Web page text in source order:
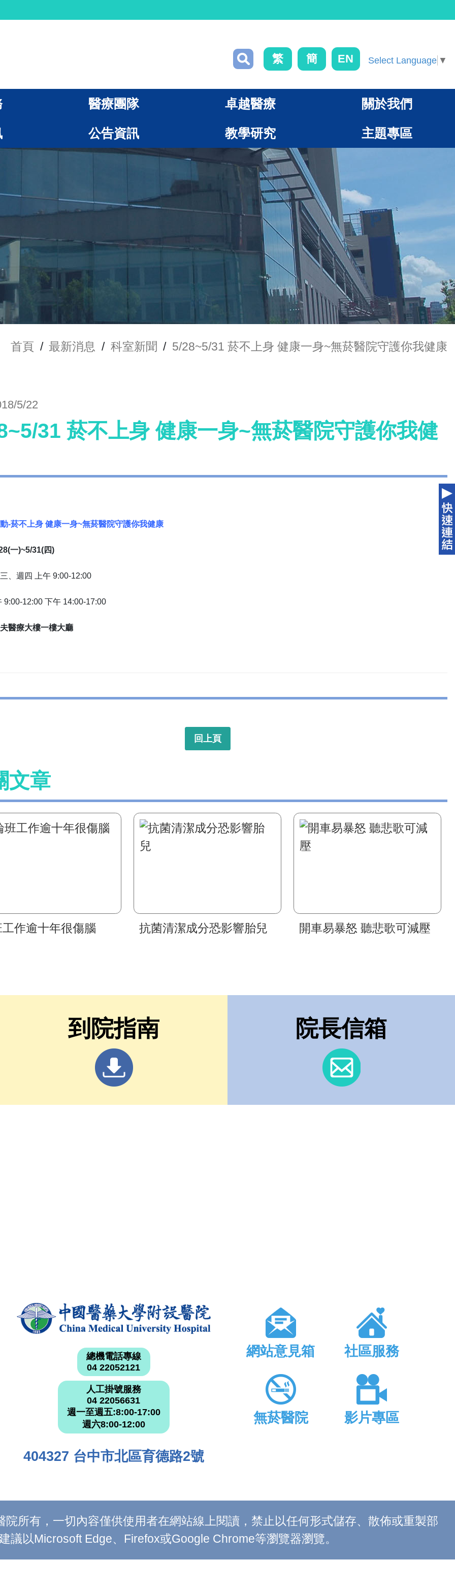
繁 簡 EN Select Language ▼
醫療團隊 卓越醫療 關於我們
公告資訊 教學研究 主題專區
首頁 / 最新消息 / 科室新聞 / 5/28~5/31 菸不上身 健康一身~無菸醫院守護你我健康
5/22
31 菸不上身 健康一身~無菸醫院守護你我健
-菸不上身 健康一身~無菸醫院守護你我健康
一)~5/31(四)
、週四 上午 9:00-12:00
9:00-12:00 下午 14:00-17:00
醫療大樓一樓大廳
回上頁
文章
作逾十年很傷腦 抗菌清潔成分恐影響胎兒 開車易暴怒 聽悲歌可減壓
到院指南 院長信箱
總機電話專線
04 22052121
人工掛號服務
04 22056631
週一至週五:8:00-17:00
週六8:00-12:00
404327 台中市北區育德路2號
網站意見箱 社區服務
無菸醫院 影片專區
所有，一切內容僅供使用者在網站線上閱讀，禁止以任何形式儲存、散佈或重製部
議以Microsoft Edge、Firefox或Google Chrome等瀏覽器瀏覽。